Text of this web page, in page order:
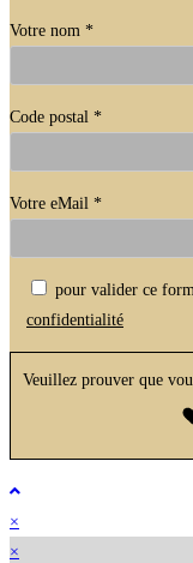
Votre nom *
Code postal *
Votre eMail *
Veuillez laisser ce champ
pour valider ce
confidentialité
Veuillez prouver que
×
×